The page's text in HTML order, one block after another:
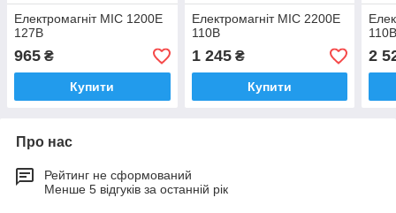
Електромагніт МІС 1200Е
127В
965 ₴
Купити
Електромагніт МІС 2200Е
110В
1 245₴
Купити
2
Про нас
Рейтинг не сформований
Менше 5 відгуків за останній рік